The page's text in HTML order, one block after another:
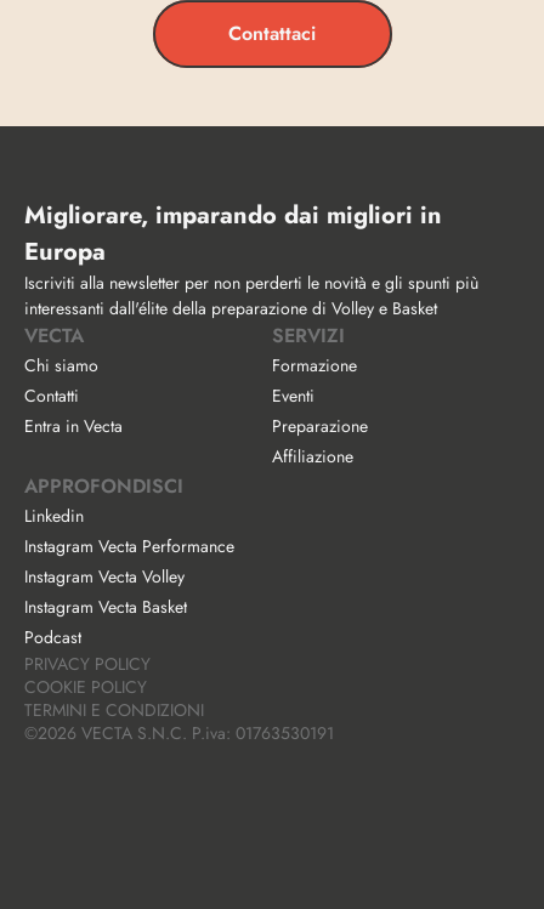
Contattaci
Migliorare, imparando dai migliori in
Europa
Iscriviti alla newsletter per non perderti le novità e gli spunti più
interessanti dall'élite della preparazione di Volley e Basket
VECTA
Chi siamo
Contatti
Entra in Vecta
SERVIZI
Formazione
Eventi
Preparazione
Affiliazione
APPROFONDISCI
Linkedin
Instagram Vecta Performance
Instagram Vecta Volley
Instagram Vecta Basket
Podcast
©2026 VECTA S.N.C. P.iva: 01763530191
PRIVACY POLICY
COOKIE POLICY
TERMINI E CONDIZIONI